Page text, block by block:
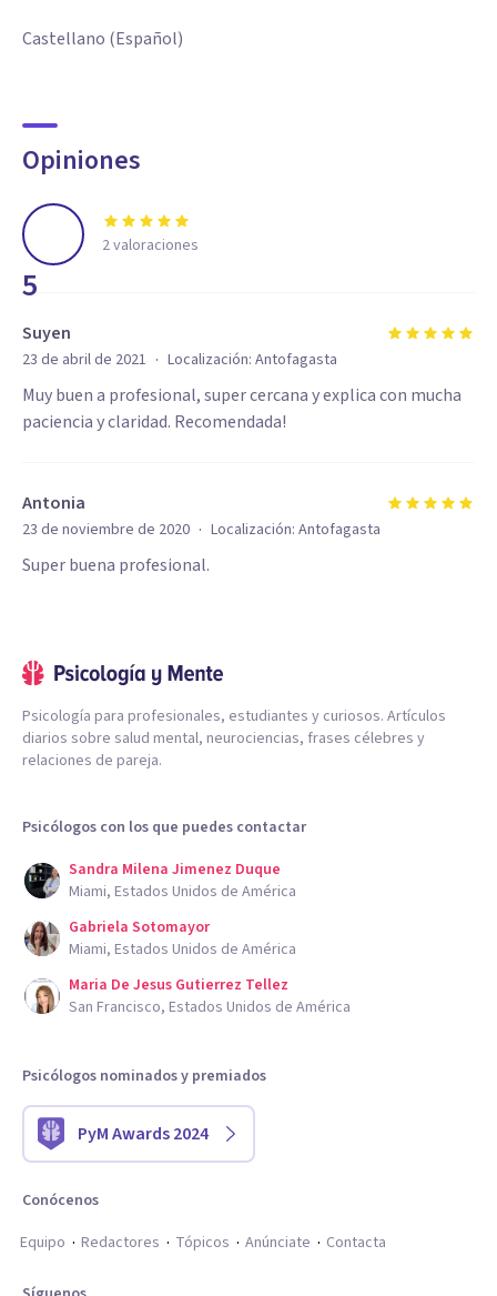
Castellano (Español)
Opiniones
5
2valoraciones
Suyen
23 de abril de 2021 · Localización: Antofagasta
Muy buen a profesional, super cercana y explica con mucha
paciencia y claridad. Recomendada!
Antonia
23 de noviembre de 2020 · Localización: Antofagasta
Super buena profesional.
Psicología para profesionales, estudiantes y curiosos. Artículos
diarios sobre salud mental, neurociencias, frases célebres y
relaciones de pareja.
Psicólogos con los que puedes contactar
Sandra Milena Jimenez Duque
Miami, Estados Unidos de América
Gabriela Sotomayor
Miami, Estados Unidos de América
Maria De Jesus Gutierrez Tellez
San Francisco, Estados Unidos de América
Psicólogos nominados y premiados
PyM Awards 2024
Conócenos
Equipo
Redactores Tópicos Anúnciate Contacta